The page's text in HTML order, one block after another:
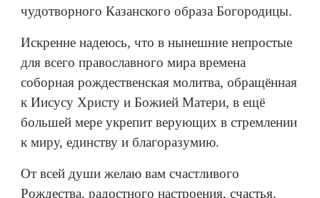
чудотворного Казанского образа Богородицы.
Искренне надеюсь, что в нынешние непростые
для всего православного мира времена
соборная рождественская молитва, обращённая
к Иисусу Христу и Божией Матери, в ещё
большей мере укрепит верующих в стремлении
к миру, единству и благоразумию.
От всей души желаю вам счастливого
Рождества, радостного настроения, счастья,